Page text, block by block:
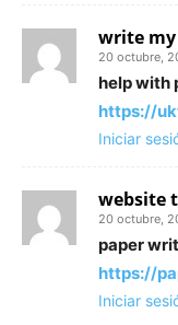
write
20 octubre,
help with
https://
Iniciar
website
20 octubre,
paper
https://
Iniciar